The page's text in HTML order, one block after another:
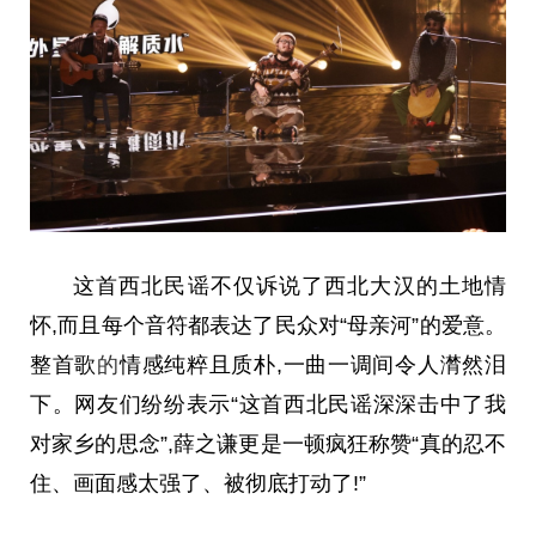
这首西北民谣不仅诉说了西北大汉的土地情
怀,而且每个音符都表达了民众对“母亲河”的爱意。
整首歌的情感纯粹且质朴,一曲一调间令人潸然泪
下。网友们纷纷表示“这首西北民谣深深击中了我
对家乡的思念”,薛之谦更是一顿疯狂称赞“真的忍不
住、画面感太强了、被彻底打动了!”